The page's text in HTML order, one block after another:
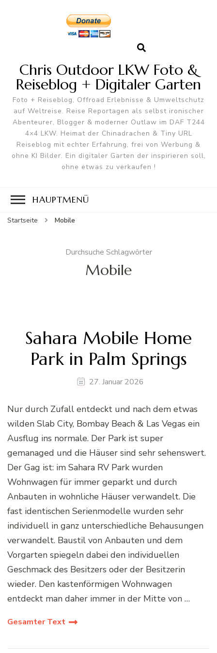
Chris Outdoor LKW Foto &
Reiseblog + Digitaler Garten
Foto + Reiseblog, Offroad Erlebnisse & Umweltschutz
auf Weltreise. Reise Reportagen als selbst ironischer
Abenteurer, Blogger & moderner Outlaw im DAF T244
4×4 LKW. Heimat der Chinadrachen & Tiny URL
Reiseblog mit echter Erfahrung, frei von Werbung &
ohne KI Bilder. Ein digitaler Garten der inspirieren soll,
ohne etwas zu verkaufen !
HAUPTMENÜ
Startseite Mobile
Durchsuche Schlagwörter
Mobile
Sahara Mobile Home
Park in Palm Springs
27. Januar 2026
Nur durch Zufall entdeckt und nach dem etwas
wilden Slab City, Bombay Beach & Las Vegas ein
Ausflug ins normale. Der Park ist super
gemanaged und die Häuser sind sehr sehenswert.
Der Gag ist: im Sahara RV Park wurden
Wohnwagen für immer geparkt und durch
Anbauten in wohnliche Häuser verwandelt. Die
fast identischen Serienmodelle wurden sehr
individuell in ganz unterschiedliche Behausungen
verwandelt. Baustil von Anbauten und dem
Vorgarten spiegeln dabei den individuellen
Geschmack des Besitzers oder der Besitzerin
wieder. Den kastenförmigen Wohnwagen
entdeckt man daher immer in der Mitte von …
Gesamter Text